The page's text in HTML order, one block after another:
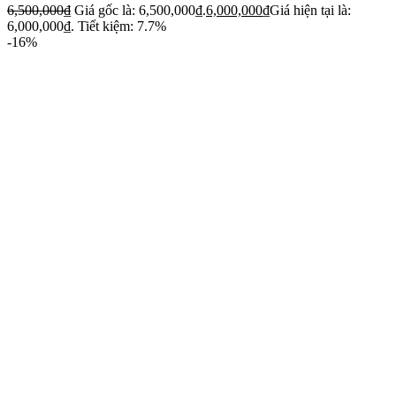
6,500,000₫ Giá gốc là: 6,500,000₫.6,000,000₫Giá hiện tại là:
6,000,000₫. Tiết kiệm: 7.7%
-16%